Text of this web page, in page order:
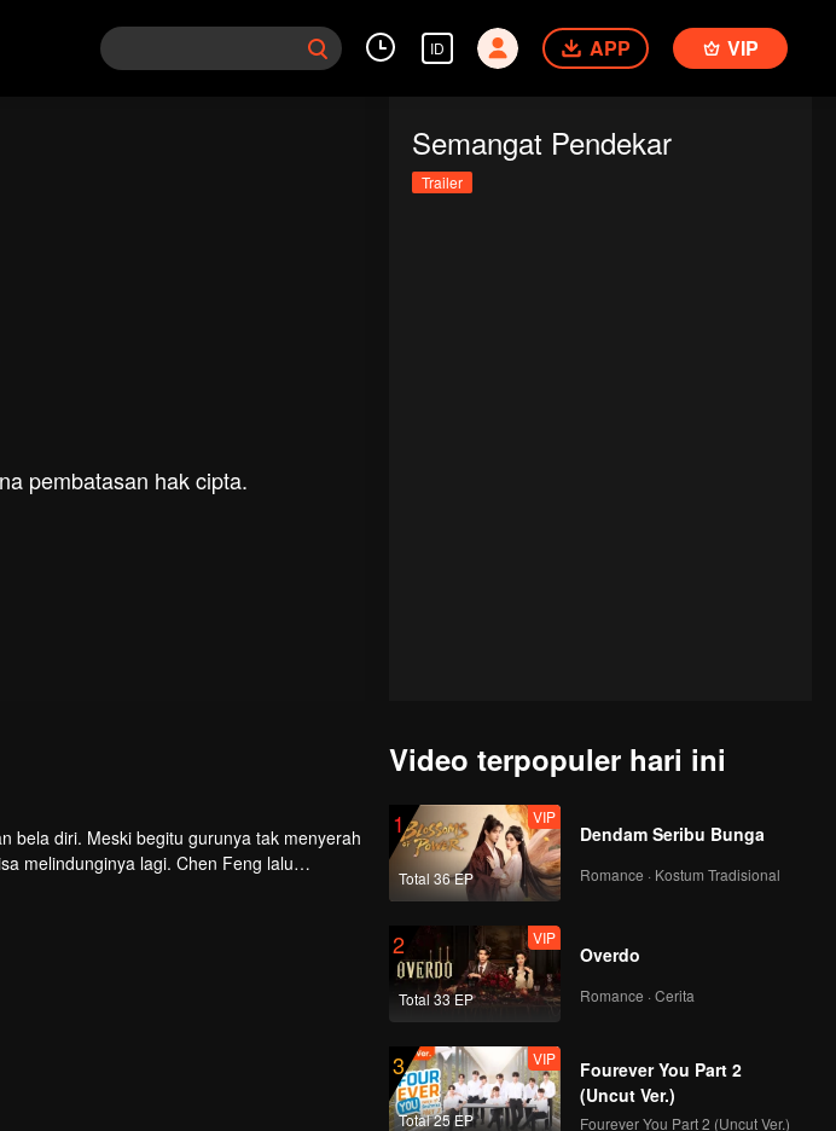
ID APP VIP
pembatasan hak cipta.
Semangat Pendekar
Trailer
bela diri. Meski begitu gurunya tak menyerah
melindunginya lagi. Chen Feng lalu
guru memalsukan kematiannya. Ia juga
lalu bangkit dan memulai perjalanan
Video terpopuler hari ini
1
Total 36 EP
VIP
Dendam Seribu Bunga
Romance · Kostum Tradisional
2
Total 33 EP
VIP
Overdo
Romance · Cerita
3
Total 25 EP
VIP
Fourever You Part 2
(Uncut Ver.)
Fourever You Part 2 (Uncut Ver.)